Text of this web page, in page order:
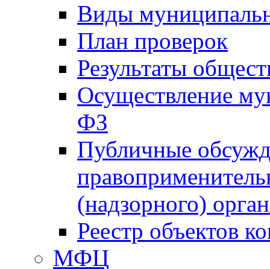
Виды
План проверок
Результаты
Осуществление
ФЗ
Публичные
(надзорного)
Реестр объектов
МФЦ